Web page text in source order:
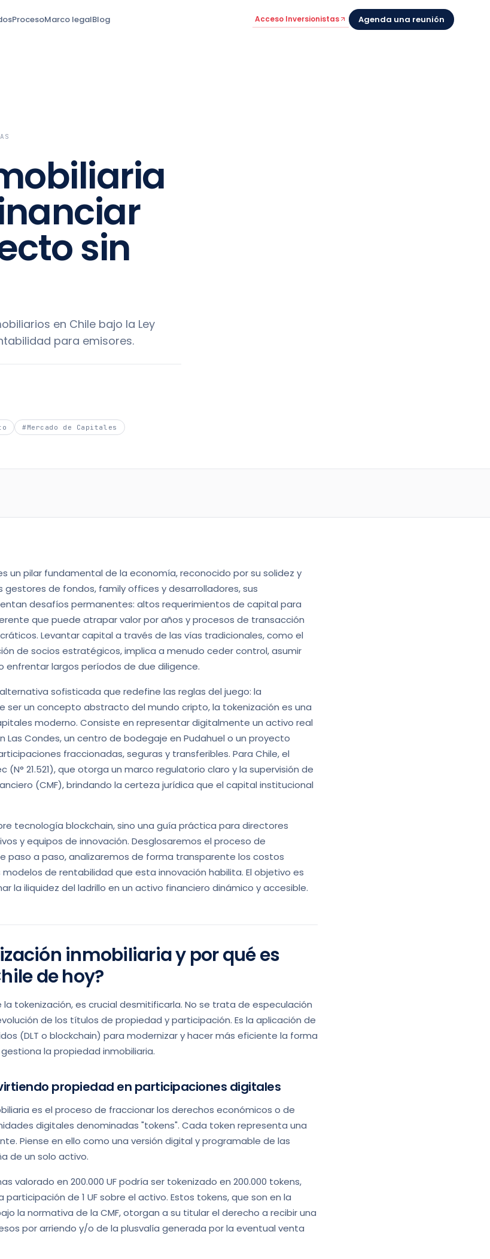
ProcesoMarco legalBlog Acceso Inversionistas Agenda una reunión
sin
en Chile bajo la Ley
para emisores.
#Mercado de Capitales
un pilar fundamental de la economía, reconocido por su solidez y
gestores de fondos, family offices y desarrolladores, sus
desafíos permanentes: altos requerimientos de capital para
que puede atrapar valor por años y procesos de transacción
Levantar capital a través de las vías tradicionales, como el
de socios estratégicos, implica a menudo ceder control, asumir
enfrentar largos períodos de due diligence.
sofisticada que redefine las reglas del juego: la
ser un concepto abstracto del mundo cripto, la tokenización es una
moderno. Consiste en representar digitalmente un activo real
Condes, un centro de bodegaje en Pudahuel o un proyecto
fraccionadas, seguras y transferibles. Para Chile, el
(N° 21.521), que otorga un marco regulatorio claro y la supervisión de
(CMF), brindando la certeza jurídica que el capital institucional
tecnología blockchain, sino una guía práctica para directores
y equipos de innovación. Desglosaremos el proceso de
paso a paso, analizaremos de forma transparente los costos
de rentabilidad que esta innovación habilita. El objetivo es
la iliquidez del ladrillo en un activo financiero dinámico y accesible.
inmobiliaria y por qué es
de hoy?
tokenización, es crucial desmitificarla. No se trata de especulación
de los títulos de propiedad y participación. Es la aplicación de
(DLT o blockchain) para modernizar y hacer más eficiente la forma
la propiedad inmobiliaria.
propiedad en participaciones digitales
es el proceso de fraccionar los derechos económicos o de
digitales denominadas "tokens". Cada token representa una
Piense en ello como una versión digital y programable de las
de un solo activo.
valorado en 200.000 UF podría ser tokenizado en 200.000 tokens,
de 1 UF sobre el activo. Estos tokens, que son en la
la normativa de la CMF, otorgan a su titular el derecho a recibir una
por arriendo y/o de la plusvalía generada por la eventual venta